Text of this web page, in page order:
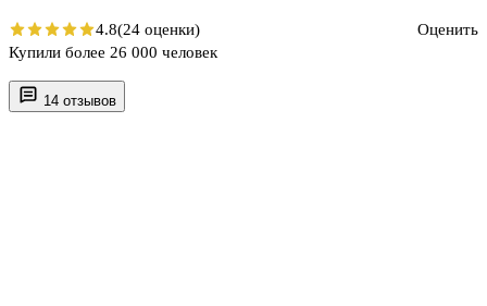
14 отзывов
4.8(24 оценки)
Оценить
Купили более 26 000 человек